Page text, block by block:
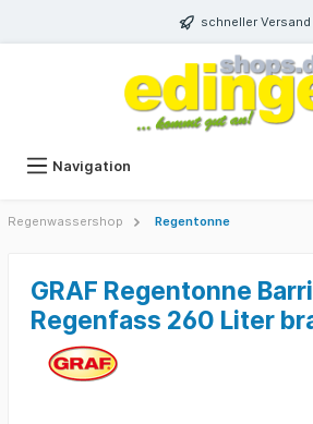
schneller Versand
Navigation
Regenwassershop Regentonne
GRAF Regentonne
Regenfass 260 Liter